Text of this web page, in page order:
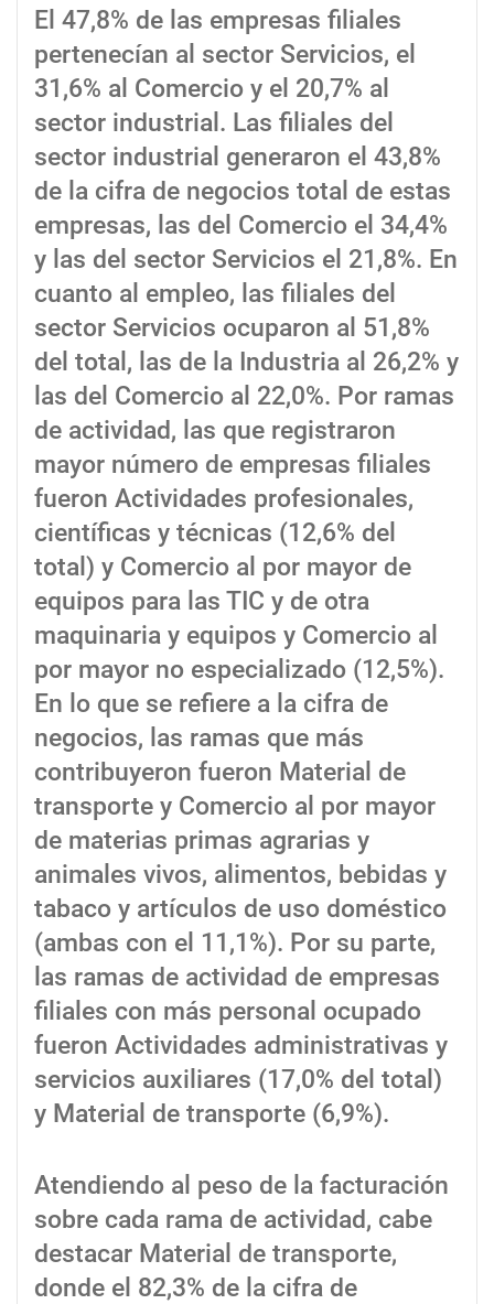
El 47,8% de las empresas filiales
pertenecían al sector Servicios, el
31,6% al Comercio y el 20,7% al
sector industrial. Las filiales del
sector industrial generaron el 43,8%
de la cifra de negocios total de estas
empresas, las del Comercio el 34,4%
y las del sector Servicios el 21,8%. En
cuanto al empleo, las filiales del
sector Servicios ocuparon al 51,8%
del total, las de la Industria al 26,2% y
las del Comercio al 22,0%. Por ramas
de actividad, las que registraron
mayor número de empresas filiales
fueron Actividades profesionales,
científicas y técnicas (12,6% del
total) y Comercio al por mayor de
equipos para las TIC y de otra
maquinaria y equipos y Comercio al
por mayor no especializado (12,5%).
En lo que se refiere a la cifra de
negocios, las ramas que más
contribuyeron fueron Material de
transporte y Comercio al por mayor
de materias primas agrarias y
animales vivos, alimentos, bebidas y
tabaco y artículos de uso doméstico
(ambas con el 11,1%). Por su parte,
las ramas de actividad de empresas
filiales con más personal ocupado
fueron Actividades administrativas y
servicios auxiliares (17,0% del total)
y Material de transporte (6,9%).
Atendiendo al peso de la facturación
sobre cada rama de actividad, cabe
destacar Material de transporte,
donde el 82,3% de la cifra de